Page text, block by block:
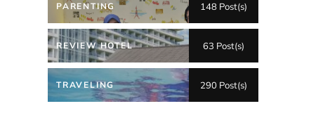
PARENTING 148 Post(s)
REVIEW HOTEL 63 Post(s)
TRAVELING 290 Post(s)